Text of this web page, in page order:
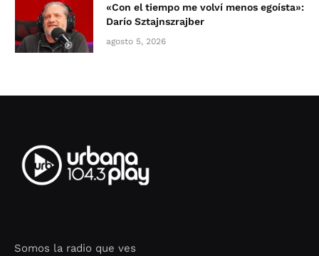
«Con el tiempo me volví menos egoísta»:
Darío Sztajnszrajber
agosto 5, 2026
Somos la radio que ves